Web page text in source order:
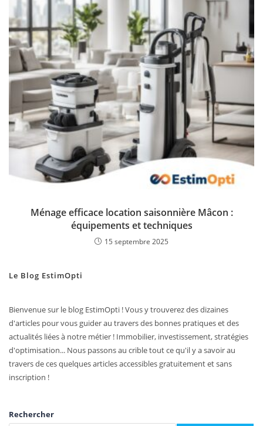
Ménage efficace location saisonnière Mâcon :
équipements et techniques
15 septembre 2025
Le Blog EstimOpti
Bienvenue sur le blog EstimOpti ! Vous y trouverez des dizaines
d'articles pour vous guider au travers des bonnes pratiques et des
actualités liées à notre métier ! Immobilier, investissement, stratégies
d'optimisation... Nous passons au crible tout ce qu'il y a savoir au
travers de ces quelques articles accessibles gratuitement et sans
inscription !
Rechercher